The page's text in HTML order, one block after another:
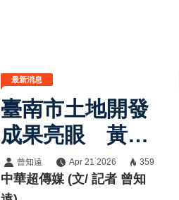
最新消息
臺南市土地開發
成果亮眼 黃偉
哲市長強調持續
建構永續宜居新
曾知遠 Apr 21 2026 359
中華超傳媒 (文/ 記者 曾知